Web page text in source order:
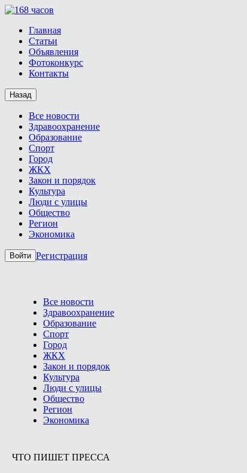
Главная
Статьи
Объявления
Фотоконкурс
Контакты
Назад
Все новости
Здравоохранение
Образование
Спорт
Город
ЖКХ
Закон и порядок
Культура
Люди с улицы
Общество
Регион
Экономика
Войти Регистрация
Все новости
Здравоохранение
Образование
Спорт
Город
ЖКХ
Закон и порядок
Культура
Люди с улицы
Общество
Регион
Экономика
ЧТО ПИШЕТ ПРЕССА